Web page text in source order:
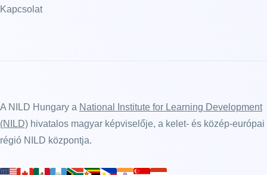
Kapcsolat
A NILD Hungary a National Institute for Learning Development
(NILD) hivatalos magyar képviselője, a kelet- és közép-európai
régió NILD központja.